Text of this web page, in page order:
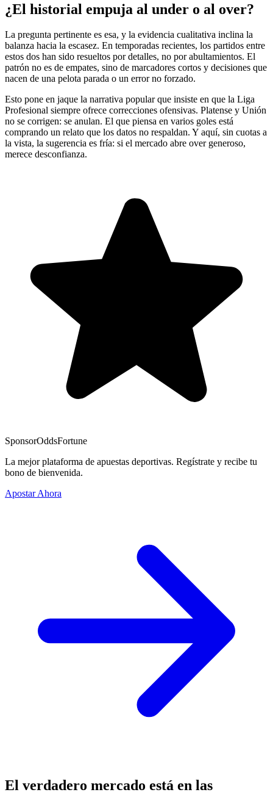
¿El historial empuja al under o al over?
La pregunta pertinente es esa, y la evidencia cualitativa inclina la
balanza hacia la escasez. En temporadas recientes, los partidos entre
estos dos han sido resueltos por detalles, no por abultamientos. El
patrón no es de empates, sino de marcadores cortos y decisiones que
nacen de una pelota parada o un error no forzado.
Esto pone en jaque la narrativa popular que insiste en que la Liga
Profesional siempre ofrece correcciones ofensivas. Platense y Unión
no se corrigen: se anulan. El que piensa en varios goles está
comprando un relato que los datos no respaldan. Y aquí, sin cuotas a
la vista, la sugerencia es fría: si el mercado abre over generoso,
merece desconfianza.
SponsorOddsFortune
La mejor plataforma de apuestas deportivas. Regístrate y recibe tu
bono de bienvenida.
Apostar Ahora
El verdadero mercado está en las